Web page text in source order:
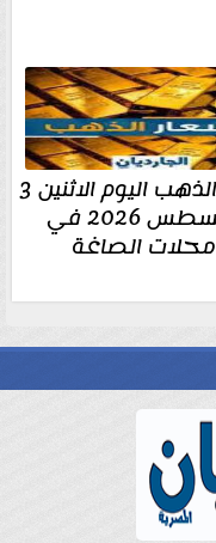
سعر الذهب اليوم الاثنين 3
أغسطس 2026 في
محلات الصاغة